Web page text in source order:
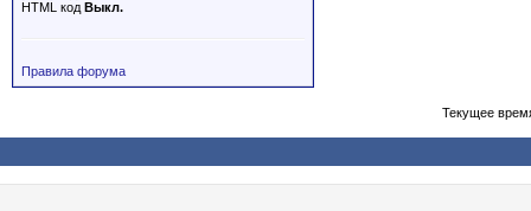
HTML код Выкл.
Правила форума
Текущее